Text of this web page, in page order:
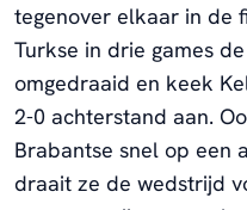
tegenover elkaar in de
Turkse in drie games
omgedraaid en keek
2-0 achterstand aan.
Brabantse snel op een
draait ze de wedstrijd